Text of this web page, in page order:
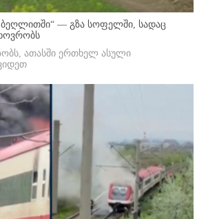
ბეღლითში“ — გზა სოფელში, სადაც
ათასში ერთხელ ასული